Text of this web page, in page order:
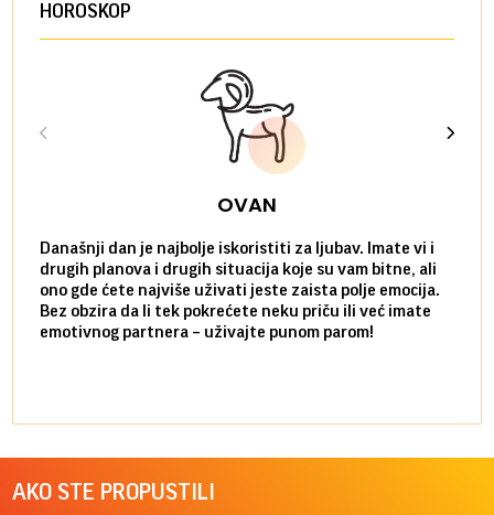
HOROSKOP
OVAN
Današnji dan je najbolje iskoristiti za ljubav. Imate vi i
drugih planova i drugih situacija koje su vam bitne, ali
ono gde ćete najviše uživati jeste zaista polje emocija.
Bez obzira da li tek pokrećete neku priču ili već imate
emotivnog partnera – uživajte punom parom!
AKO STE PROPUSTILI